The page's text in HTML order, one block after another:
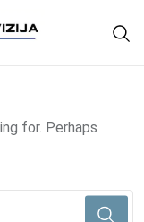
for. Perhaps